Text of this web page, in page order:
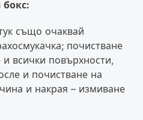
също очаквай
почистване
всички повърхности,
и почистване на
и накрая – измиване